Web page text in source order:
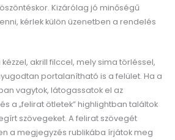
Kizárólag jó minőségű
kérlek külön üzenetben a rendelés
akrill filccel, mely sima törléssel,
portalanítható is a felület. Ha a
vagytok, látogassatok el az
a „felirat ötletek” highlightban találtok
szövegeket. A felirat szövegét
a megjegyzés rublikába írjátok meg